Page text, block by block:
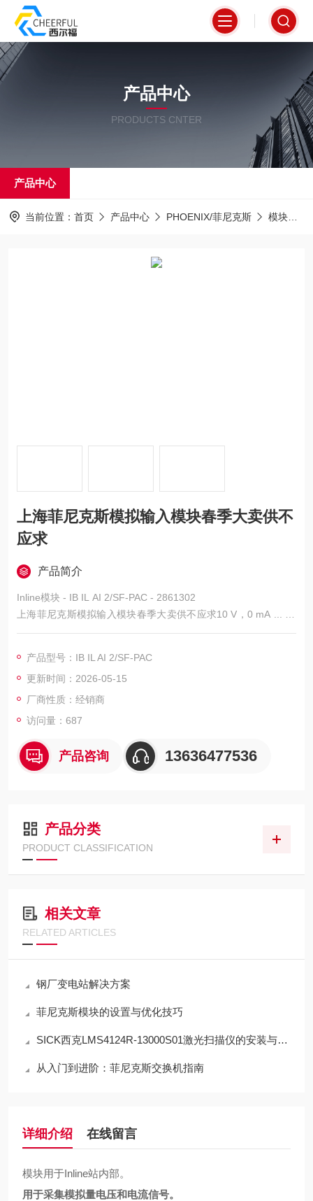
产品中心
PRODUCTS CNTER
产品中心
当前位置： 首页 产品中心 PHOENIX/菲尼克斯 模块
上海菲尼克斯模拟输入模块春季大卖供不
应求
产品简介
Inline模块 - IB IL AI 2/SF-PAC - 2861302
上海菲尼克斯模拟输入模块春季大卖供不应求10 V，0 mA ... 20
mA，4 mA ... 20 mA，-20 mA ... 20 mA，连接系统: 2线，本地
标识区域
生成产
产品型号：IB IL AI 2/SF-PAC
更新时间：2026-05-15
厂商性质：经销商
访问量：687
产品咨询 13636477536
产品分类
PRODUCT CLASSIFICATION
相关文章
RELATED ARTICLES
钢厂变电站解决方案
菲尼克斯模块的设置与优化技巧
SICK西克LMS4124R-13000S01激光扫描仪的安装与调试要点
从入门到进阶：菲尼克斯交换机指南
详细介绍 在线留言
模块用于Inline站内部。
用于采集模拟量电压和电流信号。